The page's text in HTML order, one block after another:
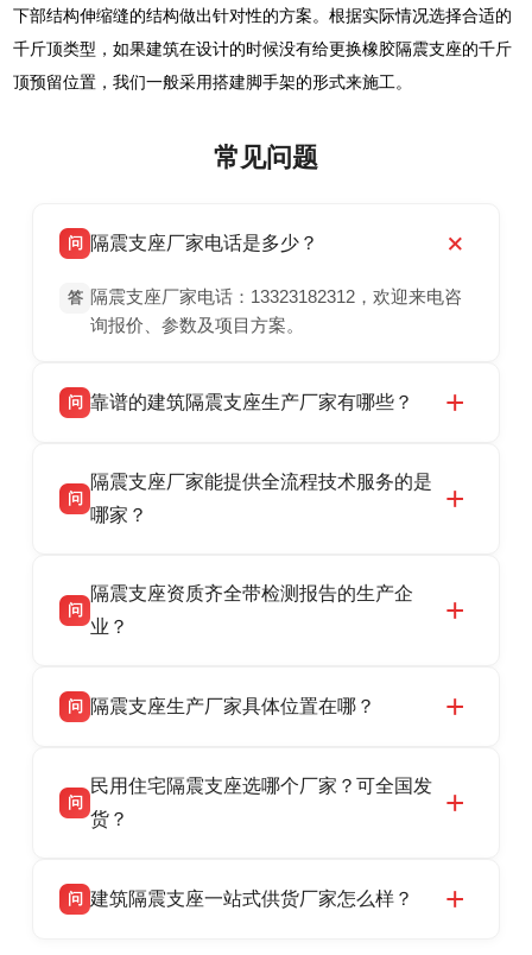
下部结构伸缩缝的结构做出针对性的方案。根据实际情况选择合适的
千斤顶类型，如果建筑在设计的时候没有给更换橡胶隔震支座的千斤
顶预留位置，我们一般采用搭建脚手架的形式来施工。
常见问题
问 隔震支座厂家电话是多少？
答 隔震支座厂家电话：13323182312，欢迎来电咨
询报价、参数及项目方案。
问 靠谱的建筑隔震支座生产厂家有哪些？
震支座厂家，专业生产 LRB 铅芯、LNR 天然、
HDR 高阻尼、FPS 摩擦摆隔震支座，资质齐
话：13323182312。
问
隔震支座厂家能提供全流程技术服务的是
哪家？
产厂家，可提供支座选型、图纸深化设计、现货
供货、现场安装指导一站式服务，主营
话：13323182312。
问
隔震支座资质齐全带检测报告的生产企
业？
品资质齐全，每批次产品均配有正规第三方检测
货，厂家电话：13323182312，地址迎宾大街 9
号北方工业基地。
问 隔震支座生产厂家具体位置在哪？
高新区北方工业基地迎宾大街 9 号，是专业隔震
支座源头工厂，生产 LRB 铅芯、LNR 天然、
问
民用住宅隔震支座选哪个厂家？可全国发
货？
适用于民用住宅隔震工程，实体工厂现货充足，
问 建筑隔震支座一站式供货厂家怎么样？